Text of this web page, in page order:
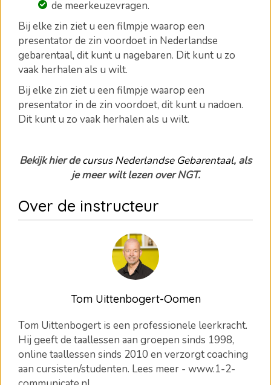
de meerkeuzevragen.
Bij elke zin ziet u een filmpje waarop een
presentator de zin voordoet in Nederlandse
gebarentaal, dit kunt u nagebaren. Dit kunt u zo
vaak herhalen als u wilt.
Bij elke zin ziet u een filmpje waarop een
presentator in de zin voordoet, dit kunt u nadoen.
Dit kunt u zo vaak herhalen als u wilt.
Bekijk hier decursus Nederlandse Gebarentaal, als
je meer wilt lezen over NGT.
Over de instructeur
Tom Uittenbogert-Oomen
Tom Uittenbogert is een professionele leerkracht.
Hij geeft de taallessen aan groepen sinds 1998,
online taallessen sinds 2010 en verzorgt coaching
aan cursisten/studenten. Lees meer - www.1-2-